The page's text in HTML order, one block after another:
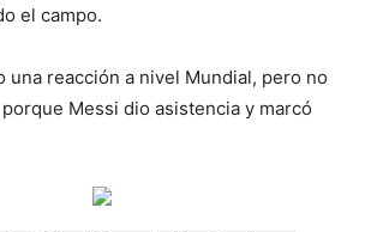
el campo.
una reacción a nivel Mundial, pero no
Messi dio asistencia y marcó